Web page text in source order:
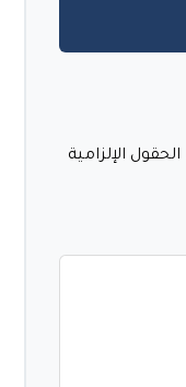
الحقول الإلزامية